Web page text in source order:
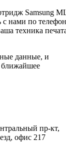
Samsung
с нами по
техника
данные, и
пр-кт,
офис 217